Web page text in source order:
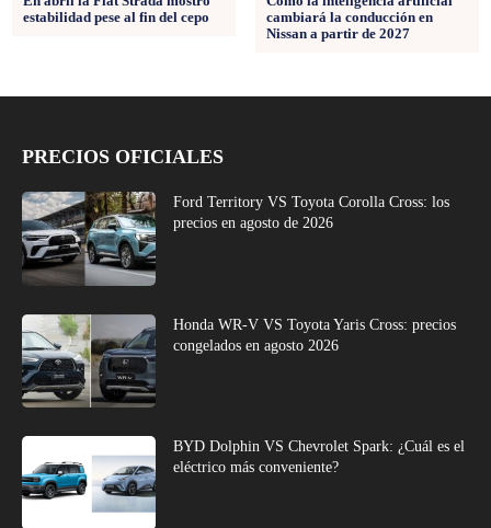
estabilidad pese al fin del cepo
cambiará la conducción en
Nissan a partir de 2027
PRECIOS OFICIALES
Ford Territory VS Toyota Corolla Cross: los
precios en agosto de 2026
Honda WR-V VS Toyota Yaris Cross: precios
congelados en agosto 2026
BYD Dolphin VS Chevrolet Spark: ¿Cuál es el
eléctrico más conveniente?